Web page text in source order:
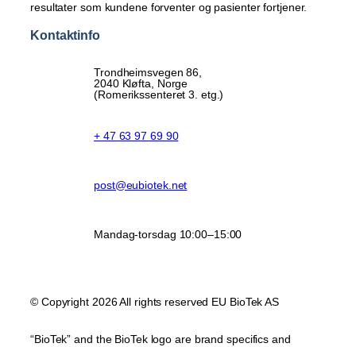
resultater som kundene forventer og pasienter fortjener.
Kontaktinfo
Trondheimsvegen 86,
2040 Kløfta, Norge
(Romerikssenteret 3. etg.)
+ 47 63 97 69 90
post@eubiotek.net
Mandag-torsdag 10:00–15:00
© Copyright 2026 All rights reserved EU BioTek AS
“BioTek” and the BioTek logo are brand specifics and